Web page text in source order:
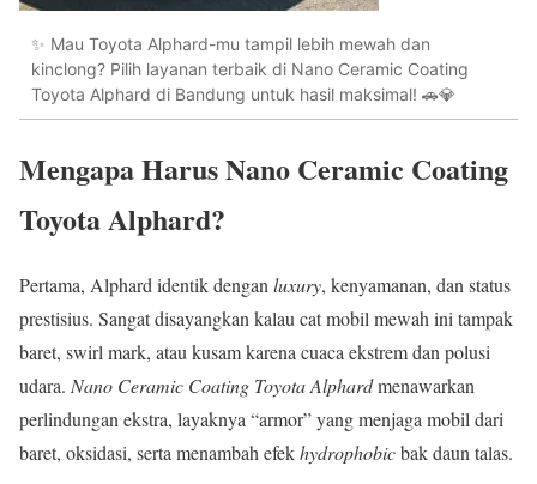
✨ Mau Toyota Alphard-mu tampil lebih mewah dan
kinclong? Pilih layanan terbaik di Nano Ceramic Coating
Toyota Alphard di Bandung untuk hasil maksimal! 🚗💎
Mengapa Harus Nano Ceramic Coating
Toyota Alphard?
Pertama, Alphard identik dengan luxury, kenyamanan, dan status
prestisius. Sangat disayangkan kalau cat mobil mewah ini tampak
baret, swirl mark, atau kusam karena cuaca ekstrem dan polusi
udara. Nano Ceramic Coating Toyota Alphardmenawarkan
perlindungan ekstra, layaknya “armor” yang menjaga mobil dari
baret, oksidasi, serta menambah efekhydrophobicbak daun talas.